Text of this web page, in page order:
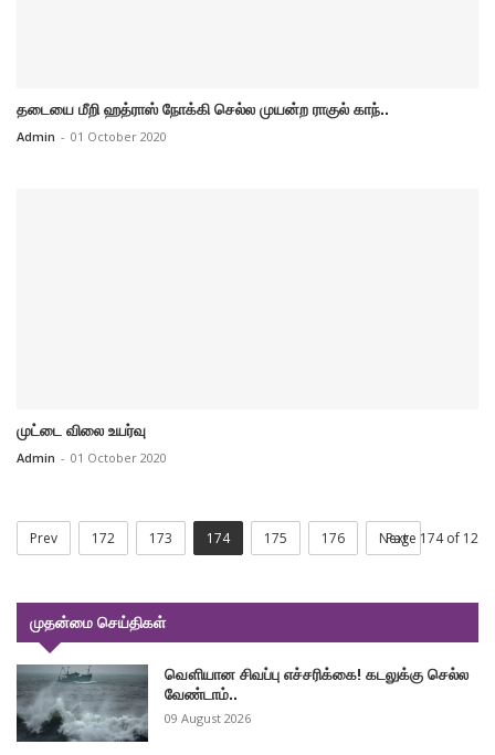
தடையை மீறி ஹத்ராஸ் நோக்கி செல்ல முயன்ற ராகுல் காந்..
Admin - 01 October 2020
முட்டை விலை உயர்வு
Admin - 01 October 2020
Prev 172 173 174 175 176 Next
Page 174 of 12
முதன்மை செய்திகள்
வௌியான சிவப்பு எச்சரிக்கை! கடலுக்கு செல்ல
வேண்டாம்..
09 August 2026